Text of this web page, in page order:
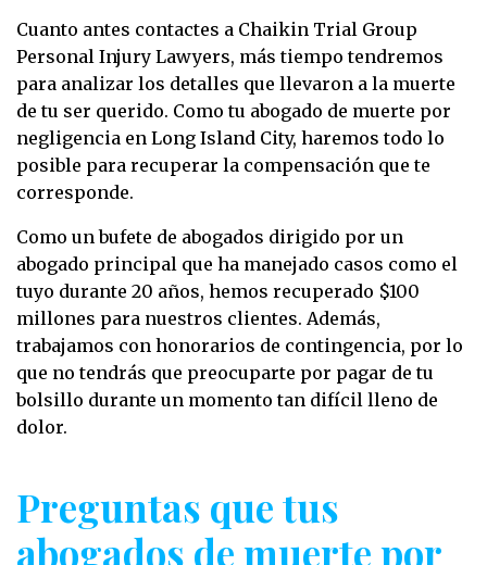
Cuanto antes contactes a Chaikin Trial Group
Personal Injury Lawyers, más tiempo tendremos
para analizar los detalles que llevaron a la muerte
de tu ser querido. Como tu abogado de muerte por
negligencia en Long Island City, haremos todo lo
posible para recuperar la compensación que te
corresponde.
Como un bufete de abogados dirigido por un
abogado principal que ha manejado casos como el
tuyo durante 20 años, hemos recuperado $100
millones para nuestros clientes. Además,
trabajamos con honorarios de contingencia, por lo
que no tendrás que preocuparte por pagar de tu
bolsillo durante un momento tan difícil lleno de
dolor.
Preguntas que tus
abogados de muerte por